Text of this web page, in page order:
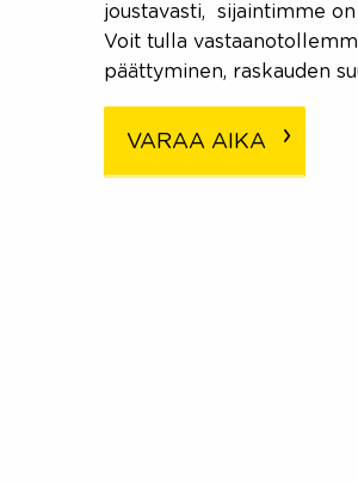
joustavasti, sijaintimme
Voit tulla
päättyminen, raskauden
VARAA AIKA